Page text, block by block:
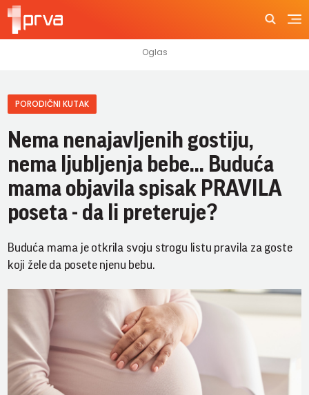
PORODIČNI KUTAK
Nema nenajavljenih gostiju,
nema ljubljenja bebe... Buduća
mama objavila spisak PRAVILA
poseta - da li preteruje?
Buduća mama je otkrila svoju strogu listu pravila za goste
koji žele da posete njenu bebu.